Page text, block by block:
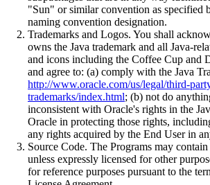
"Sun" or similar convention as specified
naming convention designation.
Trademarks and Logos. You shall
owns the Java trademark and all Java-
and icons including the Coffee Cup and
and agree to: (a) comply with the Java
http://www.oracle.com/us/legal/third-
trademarks/index.html; (b) not do
inconsistent with Oracle's rights in the
Oracle in protecting those rights,
any rights acquired by the End User in
Source Code. The Programs may
unless expressly licensed for other
for reference purposes pursuant to the